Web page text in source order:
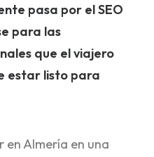
pasa por el SEO
para las
que el viajero
estar listo para
en Almería en una